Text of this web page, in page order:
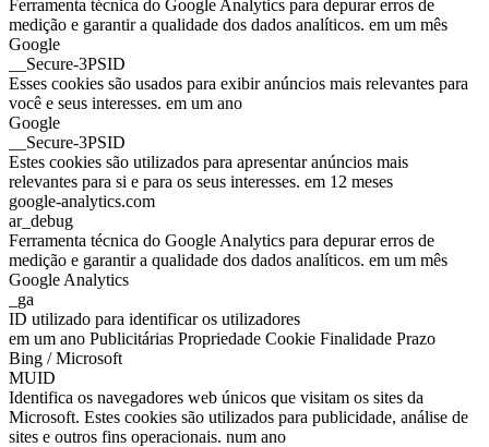
Ferramenta técnica do Google Analytics para depurar erros de
medição e garantir a qualidade dos dados analíticos. em um mês
Google
__Secure-3PSID
Esses cookies são usados para exibir anúncios mais relevantes para
você e seus interesses. em um ano
Google
__Secure-3PSID
Estes cookies são utilizados para apresentar anúncios mais
relevantes para si e para os seus interesses. em 12 meses
google-analytics.com
ar_debug
Ferramenta técnica do Google Analytics para depurar erros de
medição e garantir a qualidade dos dados analíticos. em um mês
Google Analytics
_ga
ID utilizado para identificar os utilizadores
em um ano Publicitárias Propriedade Cookie Finalidade Prazo
Bing / Microsoft
MUID
Identifica os navegadores web únicos que visitam os sites da
Microsoft. Estes cookies são utilizados para publicidade, análise de
sites e outros fins operacionais. num ano